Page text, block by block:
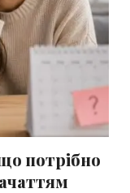
потрібно